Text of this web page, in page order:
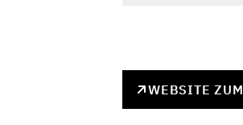
WEBSITE